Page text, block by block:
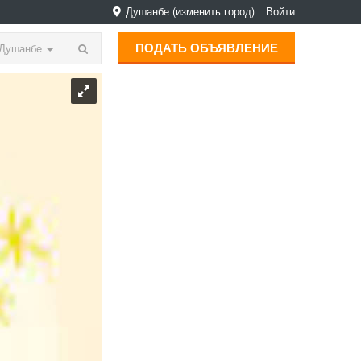
Душанбе (изменить город) Войти
ПОДАТЬ ОБЪЯВЛЕНИЕ